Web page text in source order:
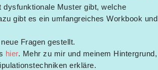
Muster gibt, welche
gibt es ein umfangreiches Workbook und
Fragen gestellt.
hier. Mehr zu mir und meinem Hintergrund,
erkläre.